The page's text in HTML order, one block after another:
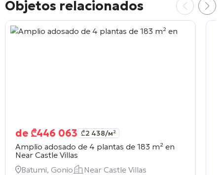
Objetos relacionados
de ₾446 063 ₾2 438/м²
Amplio adosado de 4 plantas de 183 m² en
Near Castle Villas
Batumi, Gonio
Near Castle Villas